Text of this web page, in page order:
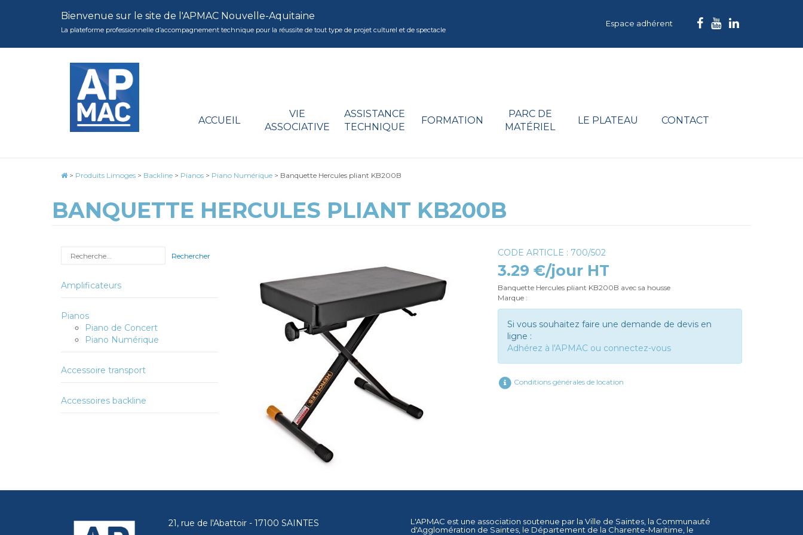
Bienvenue sur le site de l'APMAC Nouvelle-Aquitaine
La plateforme professionnelle d’accompagnement technique pour la réussite de tout type de projet culturel et de spectacle
Espace adhérent
ACCUEIL
VIE
ASSOCIATIVE
ASSISTANCE
TECHNIQUE
FORMATION
PARC DE
MATÉRIEL
LE PLATEAU CONTACT
> Produits Limoges > Backline > Pianos > Piano Numérique > Banquette Hercules pliant KB200B
BANQUETTE HERCULES PLIANT KB200B
CODE ARTICLE : 700/502
3.29 €/jour HT
Banquette Hercules pliant KB200B avec sa housse
Marque :
Si vous souhaitez faire une demande de devis en
ligne :
Adhérez à l'APMAC ou connectez-vous
Conditions générales de location
Rechercher
Amplificateurs
Pianos
Piano de Concert
Piano Numérique
Accessoire transport
Accessoires backline
21, rue de l'Abattoir - 17100 SAINTES L'APMAC est une association soutenue par la Ville de Saintes , la Communauté
d'Agglomération de Saintes , le Département de la Charente-Maritime , le